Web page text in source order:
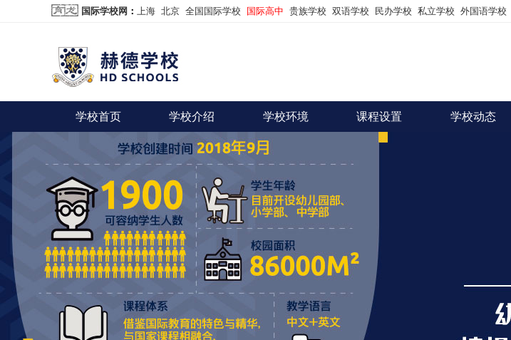
国际学校网 ： 上海 北京 全国国际学校 国际高中 贵族学校 双语学校 民办学校 私立学校 外国语学校
学校首页 学校介绍 学校环境 课程设置 学校动态